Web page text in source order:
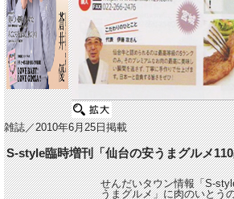
雑誌／2010年6月25日掲載
S-style臨時増刊「仙台の安うまグルメ
せんだいタウン情報「S-
うまグルメ」に肉のいとう